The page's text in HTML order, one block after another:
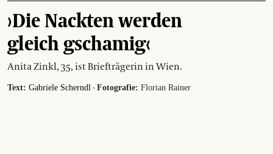
›Die Nackten werden
gleich gschamig‹
Anita Zinkl, 35, ist Briefträgerin in Wien.
Text: Gabriele Scherndl · Fotografie: Florian Rainer